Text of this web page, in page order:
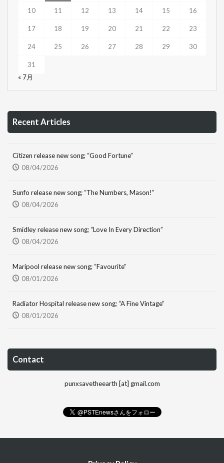
10 11 12 13 14 15 16
17 18 19 20 21 22 23
24 25 26 27 28 29 30
31
« 7月
Recent Articles
Citizen release new song; “Good Fortune”
08/04/2026
Sunfo release new song; “The Numbers, Mason!”
08/04/2026
Smidley release new song; “Love In Every Direction”
08/04/2026
Maripool release new song; “Favourite”
08/01/2026
Radiator Hospital release new song; “A Fine Vintage”
08/01/2026
Contact
punxsavetheearth [at] gmail.com